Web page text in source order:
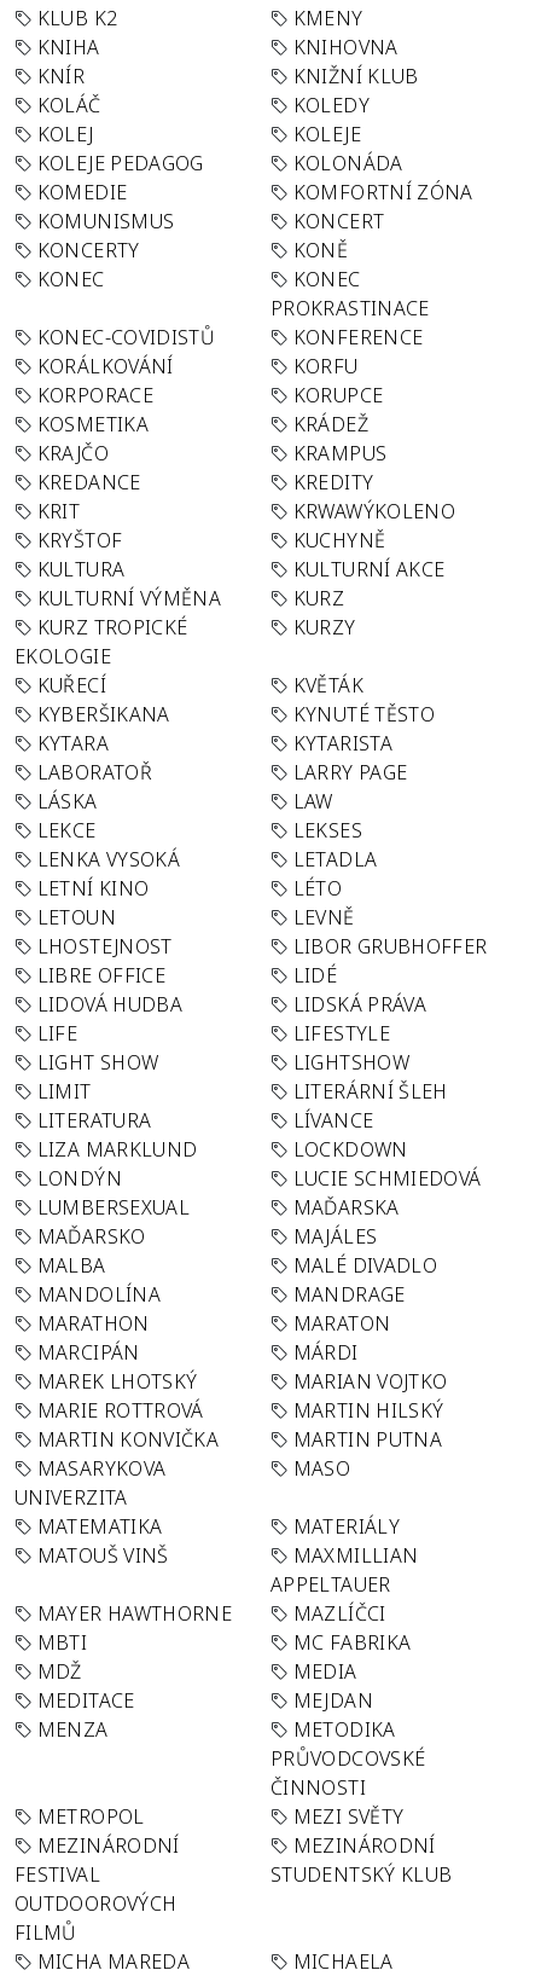
KLUB K2
KMENY
KNIHA
KNIHOVNA
KNÍR
KNIŽNÍ KLUB
KOLÁČ
KOLEDY
KOLEJ
KOLEJE
KOLEJE PEDAGOG
KOLONÁDA
KOMEDIE
KOMFORTNÍ ZÓNA
KOMUNISMUS
KONCERT
KONCERTY
KONĚ
KONEC
KONEC
PROKRASTINACE
KONEC-COVIDISTŮ
KONFERENCE
KORÁLKOVÁNÍ
KORFU
KORPORACE
KORUPCE
KOSMETIKA
KRÁDEŽ
KRAJČO
KRAMPUS
KREDANCE
KREDITY
KRIT
KRWAWÝKOLENO
KRYŠTOF
KUCHYNĚ
KULTURA
KULTURNÍ AKCE
KULTURNÍ VÝMĚNA
KURZ
KURZ TROPICKÉ
EKOLOGIE
KURZY
KUŘECÍ
KVĚTÁK
KYBERŠIKANA
KYNUTÉ TĚSTO
KYTARA
KYTARISTA
LABORATOŘ
LARRY PAGE
LÁSKA
LAW
LEKCE
LEKSES
LENKA VYSOKÁ
LETADLA
LETNÍ KINO
LÉTO
LETOUN
LEVNĚ
LHOSTEJNOST
LIBOR GRUBHOFFER
LIBRE OFFICE
LIDÉ
LIDOVÁ HUDBA
LIDSKÁ PRÁVA
LIFE
LIFESTYLE
LIGHT SHOW
LIGHTSHOW
LIMIT
LITERÁRNÍ ŠLEH
LITERATURA
LÍVANCE
LIZA MARKLUND
LOCKDOWN
LONDÝN
LUCIE SCHMIEDOVÁ
LUMBERSEXUAL
MAĎARSKA
MAĎARSKO
MAJÁLES
MALBA
MALÉ DIVADLO
MANDOLÍNA
MANDRAGE
MARATHON
MARATON
MARCIPÁN
MÁRDI
MAREK LHOTSKÝ
MARIAN VOJTKO
MARIE ROTTROVÁ
MARTIN HILSKÝ
MARTIN KONVIČKA
MARTIN PUTNA
MASARYKOVA
UNIVERZITA
MASO
MATEMATIKA
MATERIÁLY
MATOUŠ VINŠ
MAXMILLIAN
APPELTAUER
MAYER HAWTHORNE
MAZLÍČCI
MBTI
MC FABRIKA
MDŽ
MEDIA
MEDITACE
MEJDAN
MENZA
METODIKA
PRŮVODCOVSKÉ
ČINNOSTI
METROPOL
MEZI SVĚTY
MEZINÁRODNÍ
FESTIVAL
OUTDOOROVÝCH
FILMŮ
MEZINÁRODNÍ
STUDENTSKÝ KLUB
MICHA MAREDA
MICHAELA